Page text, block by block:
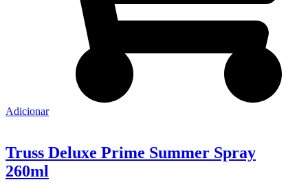
Adicionar
Truss Deluxe Prime Summer Spray
260ml